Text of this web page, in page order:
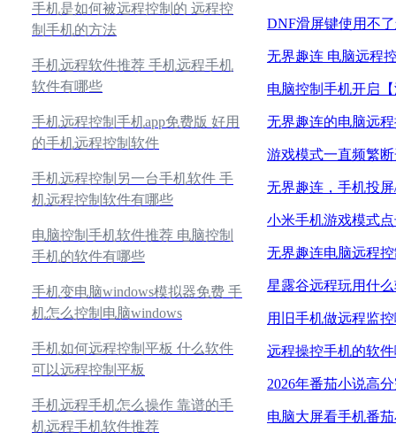
手机是如何被远程控制的 远程控
制手机的方法
手机远程软件推荐 手机远程手机
软件有哪些
手机远程控制手机app免费版 好用
的手机远程控制软件
手机远程控制另一台手机软件 手
机远程控制软件有哪些
电脑控制手机软件推荐 电脑控制
手机的软件有哪些
手机变电脑windows模拟器免费 手
机怎么控制电脑windows
手机如何远程控制平板 什么软件
可以远程控制平板
手机远程手机怎么操作 靠谱的手
机远程手机软件推荐
DNF滑屏键使用不
无界趣连 电脑远程
电脑控制手机开启
无界趣连的电脑远
游戏模式一直频繁
无界趣连，手机投
小米手机游戏模式
无界趣连电脑远程
星露谷远程玩用什
用旧手机做远程监
远程操控手机的软
2026年番茄小说高
电脑大屏看手机番